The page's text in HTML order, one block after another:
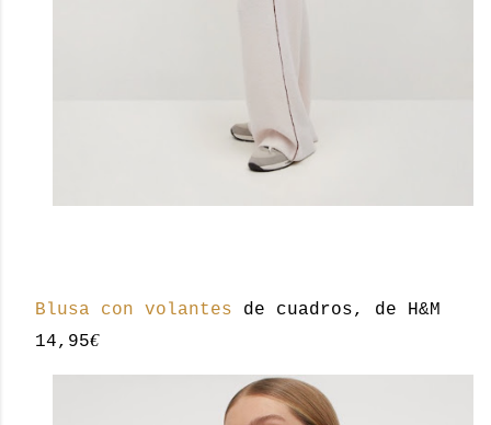
Blusa con volantes de cuadros, de H&M
14,95€